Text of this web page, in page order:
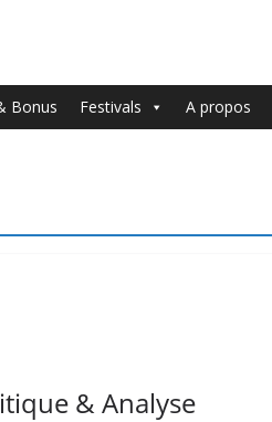
Bonus Festivals A propos
& Analyse